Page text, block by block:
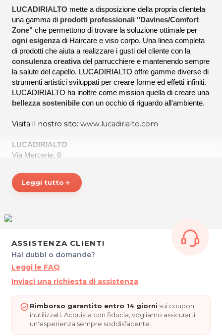
LUCADIRIALTO mette a disposizione della propria clientela
una gamma di prodotti professionali "Davines/Comfort
Zone" che permettono di trovare la soluzione ottimale per
ogni esigenzadi Haircare e viso corpo. Una linea completa
di prodotti che aiuta a realizzare i gusti del cliente con la
consulenza creativadel parrucchiere e mantenendo sempre
la salute del capello. LUCADIRIALTO offre gamme diverse di
strumenti artistici sviluppati per creare forme ed effetti infiniti.
LUCADIRIALTO ha inoltre come mission quella di creare una
bellezza sostenibile con un occhio di riguardo all'ambiente.
Visita il nostro sito: www.lucadirialto.com
LUCADIRIALTO
Via Mercerie, 8
P.IVA 02373040308
Tel. 0432503261
Leggi tutto add
ASSISTENZA CLIENTI
Hai dubbi o domande?
Leggi le FAQ
Inviaci una richiesta di assistenza
Rimborso garantito entro 14 giorni sui coupon
inutilizzati. Acquista con fiducia, vogliamo assicurarti
un'esperienza sempre soddisfacente.